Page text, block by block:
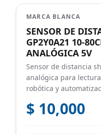
MARCA BLANCA
SENSOR DE
GP2Y0A21 10-
ANALÓGICA 5V
Sensor de distancia
analógica para
robótica y
$ 10,000